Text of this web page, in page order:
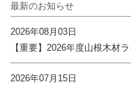
最新のお知らせ
2026年08月03日
【重要】2026年度山根木材
2026年07月15日